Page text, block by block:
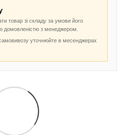
товар зі складу за умови його
домовленістю з менеджером.
уточнюйте в месенджерах